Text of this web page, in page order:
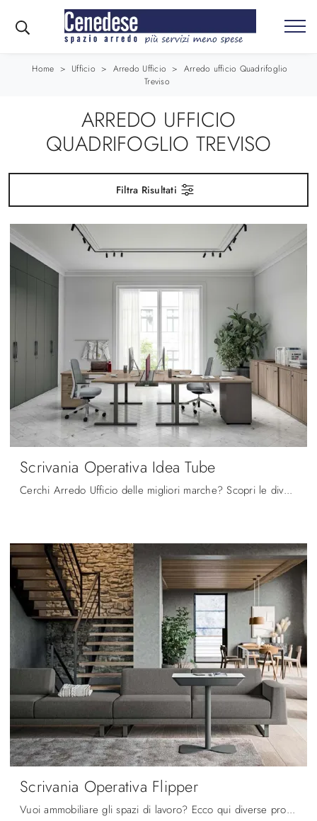
Home > Ufficio > Arredo Ufficio > Arredo ufficio Quadrifoglio
Treviso
ARREDO UFFICIO
QUADRIFOGLIO TREVISO
Filtra Risultati
Scrivania Operativa Idea Tube
Cerchi Arredo Ufficio delle migliori marche? Scopri le diverse proposte di scrivanie operative in melaminico, come il modello Scrivania Operativa ...
Scrivania Operativa Flipper
Vuoi ammobiliare gli spazi di lavoro? Ecco qui diverse proposte di scrivanie operative in melaminico, come il modello Scrivania Operativa Flipper di ...